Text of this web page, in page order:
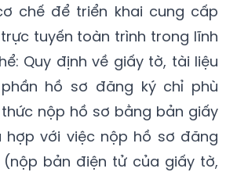
chế để triển khai cung cấp
tuyến toàn trình trong lĩnh
Quy định về giấy tờ, tài liệu
hồ sơ đăng ký chỉ phù
nộp hồ sơ bằng bản giấy
hợp với việc nộp hồ sơ đăng
bản điện tử của giấy tờ,